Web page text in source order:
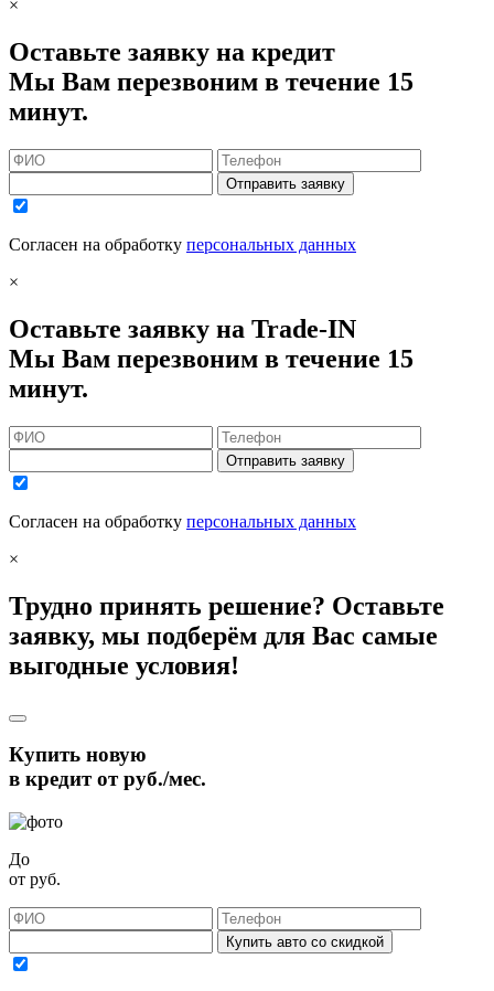
×
Оставьте заявку на кредит
Мы Вам перезвоним в течение 15
минут.
Отправить заявку
Согласен на обработку персональных данных
×
Оставьте заявку на Trade-IN
Мы Вам перезвоним в течение 15
минут.
Отправить заявку
Согласен на обработку персональных данных
×
Трудно принять решение? Оставьте
заявку, мы подберём для Вас самые
выгодные условия!
Купить новую
в кредит отруб./мес.
До
от руб.
Купить авто со скидкой